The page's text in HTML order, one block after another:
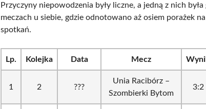
Przyczyny niepowodzenia były liczne, a jedną z nich
meczach u siebie, gdzie odnotowano aż osiem porażek
spotkań.
Lp. Kolejka Data Mecz
1 2 ???
Unia Racibórz –
Szombierki Bytom
3:2